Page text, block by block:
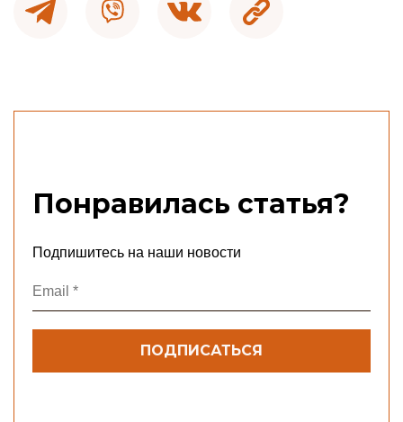
Понравилась статья?
Подпишитесь на наши новости
*